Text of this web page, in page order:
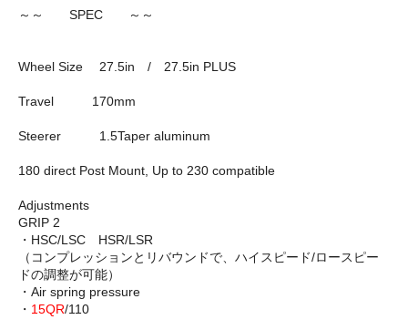
～～ SPEC ～～
Wheel Size 27.5in / 27.5in PLUS
Travel 170mm
Steerer 1.5Taper aluminum
180 direct Post Mount, Up to 230 compatible
Adjustments
GRIP 2
・HSC/LSC HSR/LSR
（コンプレッションとリバウンドで、ハイスピード/ロースピー
ドの調整が可能）
・Air spring pressure
・ 15QR/110